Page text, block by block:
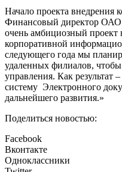
Начало проекта внедрения
Финансовый директор
очень амбициозный проект
корпоративной
следующего года мы
удаленных филиалов,
управления. Как
систему Электронного
дальнейшего развития.»
Поделиться новостью:
Facebook
Вконтакте
Одноклассники